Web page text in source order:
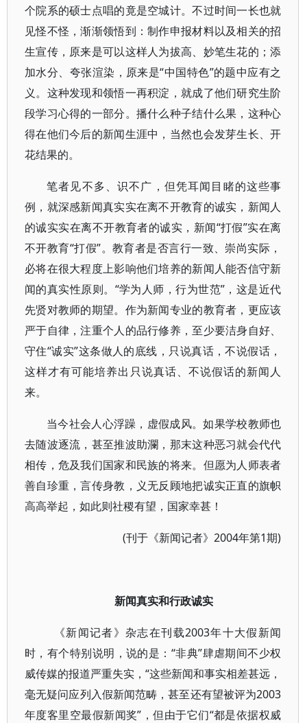
个院系的硕士点唱的竟是空城计。不过时间一长也就
见怪不怪，渐渐领悟到：制作申报材料以及相关的招
生宣传，原来是可以这样人为拔高、妙笔生花的；添
加水分、夸张渲染，原来是“中国特色”的题中应有之
义。这种发现和领悟一再积淀，就成了他们研究生阶
段学习心得的一部分。播什么种子结什么果，这种心
得在他们今后的新闻生涯中，当然也会发芽生长、开
花结果的。
笔者见不多、识不广，但凭耳闻目睹的这些事
例，就深感新闻真实实在离不开教育的诚实，新闻人
的诚实实在离不开教育者的诚实，新闻“打假”实在离
不开教育“打假”。教育者是否言行一致、崇尚实际，
必将在很大程度上影响他们培养的新闻人能否信守新
闻的真实性原则。“学为人师，行为世范”，这是近代
先贤对教师的期望。作为新闻专业的教育者，更应该
严于自律，注重个人的品行修养，至少要洁身自好、
守住“诚实”这条做人的底线，只说真话，不说假话，
这样才有可能培养出只说真话、不说假话的新闻人
来。
当今社会人心浮躁，虚假成风。如果学校教师也
去随波逐流，甚至推波助瀾，那末这种恶习就会代代
相传，危及我们国家和民族的将来。但愿为人师表者
善自珍重，言传身教，义无反顾地把诚实正直的旗帜
高高举起，如此则社稷有望，国家幸甚！
(刊于《新闻记者》2004年第1期)
新闻真实和行政诚实
《新闻记者》杂志在刊载2003年十大假新闻
时，有个特别说明，说的是：“非典”肆虐期间不少权
威传媒的报道严重失实，“这些新闻和事实相差甚远，
毫无疑问应列入假新闻范畴，甚至还有望被评为2003
年度客里空最假新闻奖”，但由于它们“都是依据权威